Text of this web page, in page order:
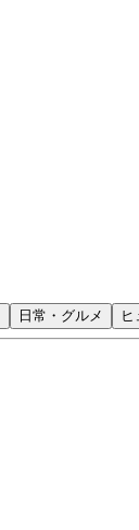
日常・グルメ ヒ